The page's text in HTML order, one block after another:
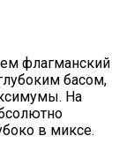
флагманский
басом,
На
в миксе.